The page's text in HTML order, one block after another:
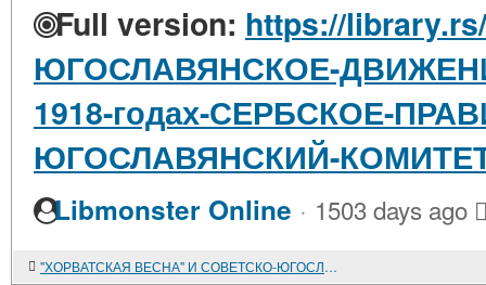
Full version: https://
ЮГОСЛАВЯНСКОЕ-
1918-годах-СЕРБСКОЕ-
ЮГОСЛАВЯНСКИЙ-
Libmonster Online · 1503 days ago
"ХОРВАТСКАЯ ВЕСНА" И СОВЕТСКО-ЮГОСЛАВСКИЕ ОТНОШЕНИЯ НА РУБЕЖЕ 1960 - 1970-х годов